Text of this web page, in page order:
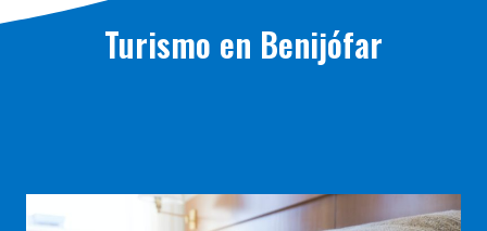
Turismo en Benijófar